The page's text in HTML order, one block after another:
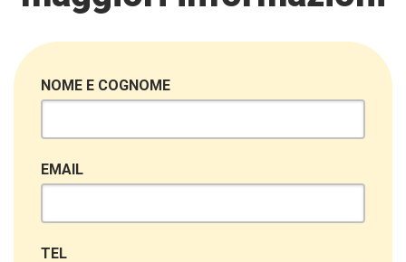
NOME E COGNOME
EMAIL
TEL